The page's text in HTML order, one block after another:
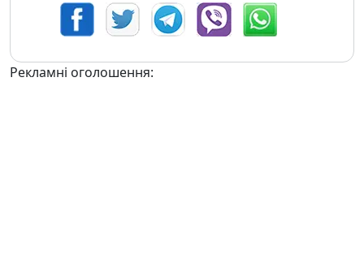
Рекламні оголошення: